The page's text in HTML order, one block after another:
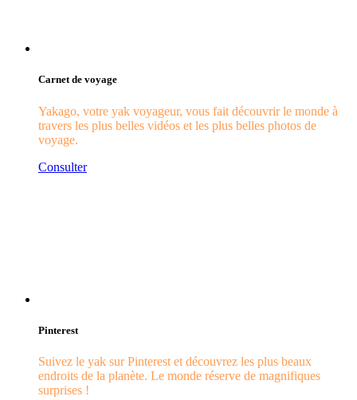
Carnet de voyage
Yakago, votre yak voyageur, vous fait découvrir le monde à
travers les plus belles vidéos et les plus belles photos de
voyage.
Consulter
Pinterest
Suivez le yak sur Pinterest et découvrez les plus beaux
endroits de la planète. Le monde réserve de magnifiques
surprises !